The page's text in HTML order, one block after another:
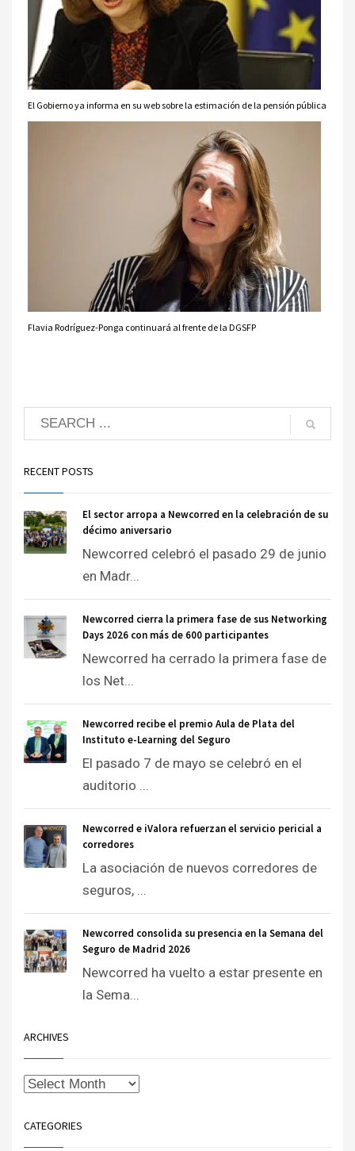
El Gobierno ya informa en su web sobre la estimación de la pensión pública
Flavia Rodríguez-Ponga continuará al frente de la DGSFP
RECENT POSTS
El sector arropa a Newcorred en la celebración de su
décimo aniversario
Newcorred celebró el pasado 29 de junio
en Madr...
Newcorred cierra la primera fase de sus Networking
Days 2026 con más de 600 participantes
Newcorred ha cerrado la primera fase de
los Net...
Newcorred recibe el premio Aula de Plata del
Instituto e-Learning del Seguro
El pasado 7 de mayo se celebró en el
auditorio ...
Newcorred e iValora refuerzan el servicio pericial a
corredores
La asociación de nuevos corredores de
seguros, ...
Newcorred consolida su presencia en la Semana del
Seguro de Madrid 2026
Newcorred ha vuelto a estar presente en
la Sema...
ARCHIVES
CATEGORIES